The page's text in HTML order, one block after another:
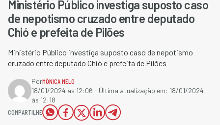
Ministério Público investiga suposto caso
de nepotismo cruzado entre deputado
Chió e prefeita de Pilões
Ministério Público investiga suposto caso de nepotismo
cruzado entre deputado Chió e prefeita de Pilões
PorMÔNICA MELO
18/01/2024 às 12:06 - Última atualização em: 18/01/2024
às 12:18
COMPARTILHE